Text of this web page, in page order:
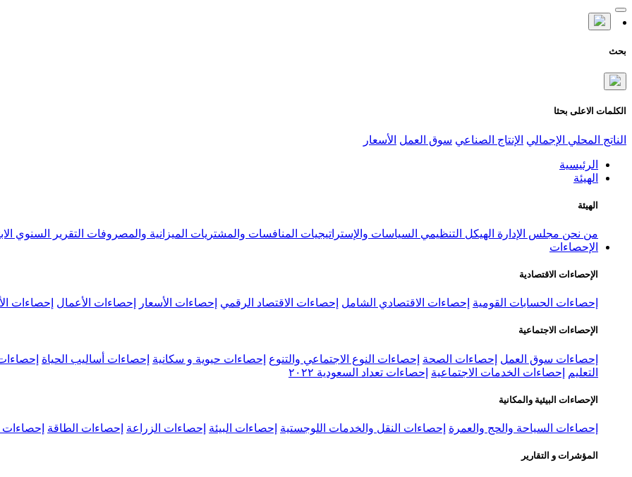
بحث
الكلمات الاعلى بحثا
الناتج المحلي الإجمالي الإنتاج الصناعي سوق العمل الأسعار
الرئيسية
الهيئة
الهيئة
من نحن مجلس الإدارة الهيكل التنظيمي السياسات والإستراتيجيات المنافسات والمشتريات الميزانية والمصروفات التقرير السنوي
الإحصاءات
الإحصاءات الاقتصادية
إحصاءات الحسابات القومية إحصاءات الاقتصادي الشامل إحصاءات الاقتصاد الرقمي إحصاءات الأسعار إحصاءات الأعمال إحصاءات
الإحصاءات الاجتماعية
إحصاءات سوق العمل إحصاءات الصحة إحصاءات النوع الاجتماعي والتنوع إحصاءات حيوية و سكانية إحصاءات أساليب الحياة
التعليم
إحصاءات الخدمات الاجتماعية إحصاءات تعداد السعودية ٢٠٢٢
الإحصاءات البيئية والمكانية
إحصاءات السياحة والحج والعمرة إحصاءات النقل والخدمات اللوجستية إحصاءات البيئة إحصاءات الزراعة إحصاءات الطاقة إحصاءات
المؤشرات و التقارير